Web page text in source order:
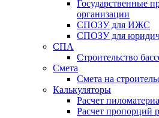
Государственные
организации
СПОЗУ для ИЖС
СПОЗУ для
СПА
Строительство
Смета
Смета на
Калькуляторы
Расчет
Расчет пропорций